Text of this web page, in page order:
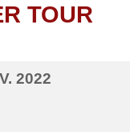
TOUR
2022